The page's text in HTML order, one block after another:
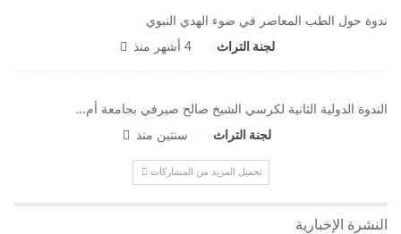
ندوة حول الطب المعاصر في ضوء الهدي النبوي
لجنة التراث 4 أشهر منذ
الندوة الدولية الثانية لكرسي الشيخ صالح صيرفي بجامعة أم…
لجنة التراث سنتين منذ
تحميل المزيد من المشاركات
النشرة الإخبارية